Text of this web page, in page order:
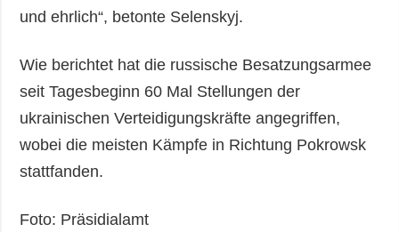
und ehrlich“, betonte Selenskyj.
Wie berichtet hat die russische Besatzungsarmee
seit Tagesbeginn 60 Mal Stellungen der
ukrainischen Verteidigungskräfte angegriffen,
wobei die meisten Kämpfe in Richtung Pokrowsk
stattfanden.
Foto: Präsidialamt